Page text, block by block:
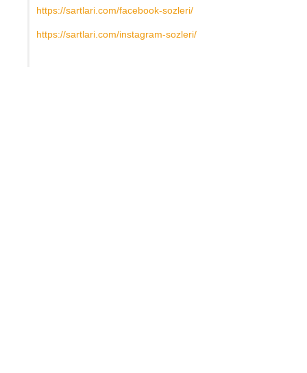
https://sartlari.com/facebook-sozleri/
https://sartlari.com/instagram-sozleri/